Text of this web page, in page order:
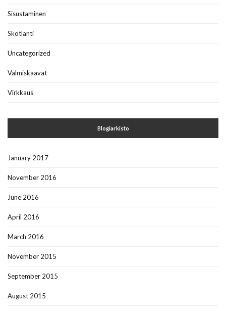
Sisustaminen
Skotlanti
Uncategorized
Valmiskaavat
Virkkaus
Blogiarkisto
January 2017
November 2016
June 2016
April 2016
March 2016
November 2015
September 2015
August 2015